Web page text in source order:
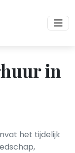
in
het tijdelijk